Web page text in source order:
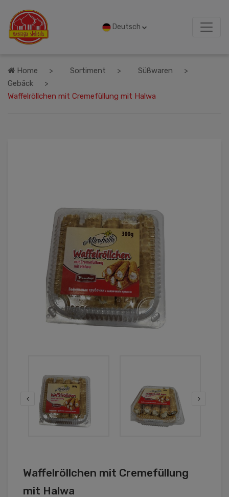
Deutsch
Home Sortiment
Süßwaren
Gebäck
Waffelröllchen mit Cremefüllung mit Halwa
Waffelröllchen mit Cremefüllung
mit Halwa